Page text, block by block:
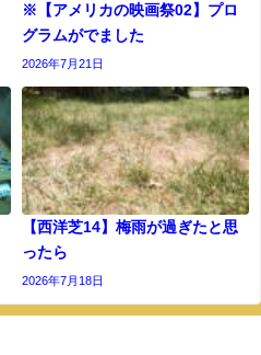
※【アメリカの映画祭02】プロ
グラムがでました
2026年7月21日
【西洋芝14】梅雨が過ぎたと思
ったら
2026年7月18日